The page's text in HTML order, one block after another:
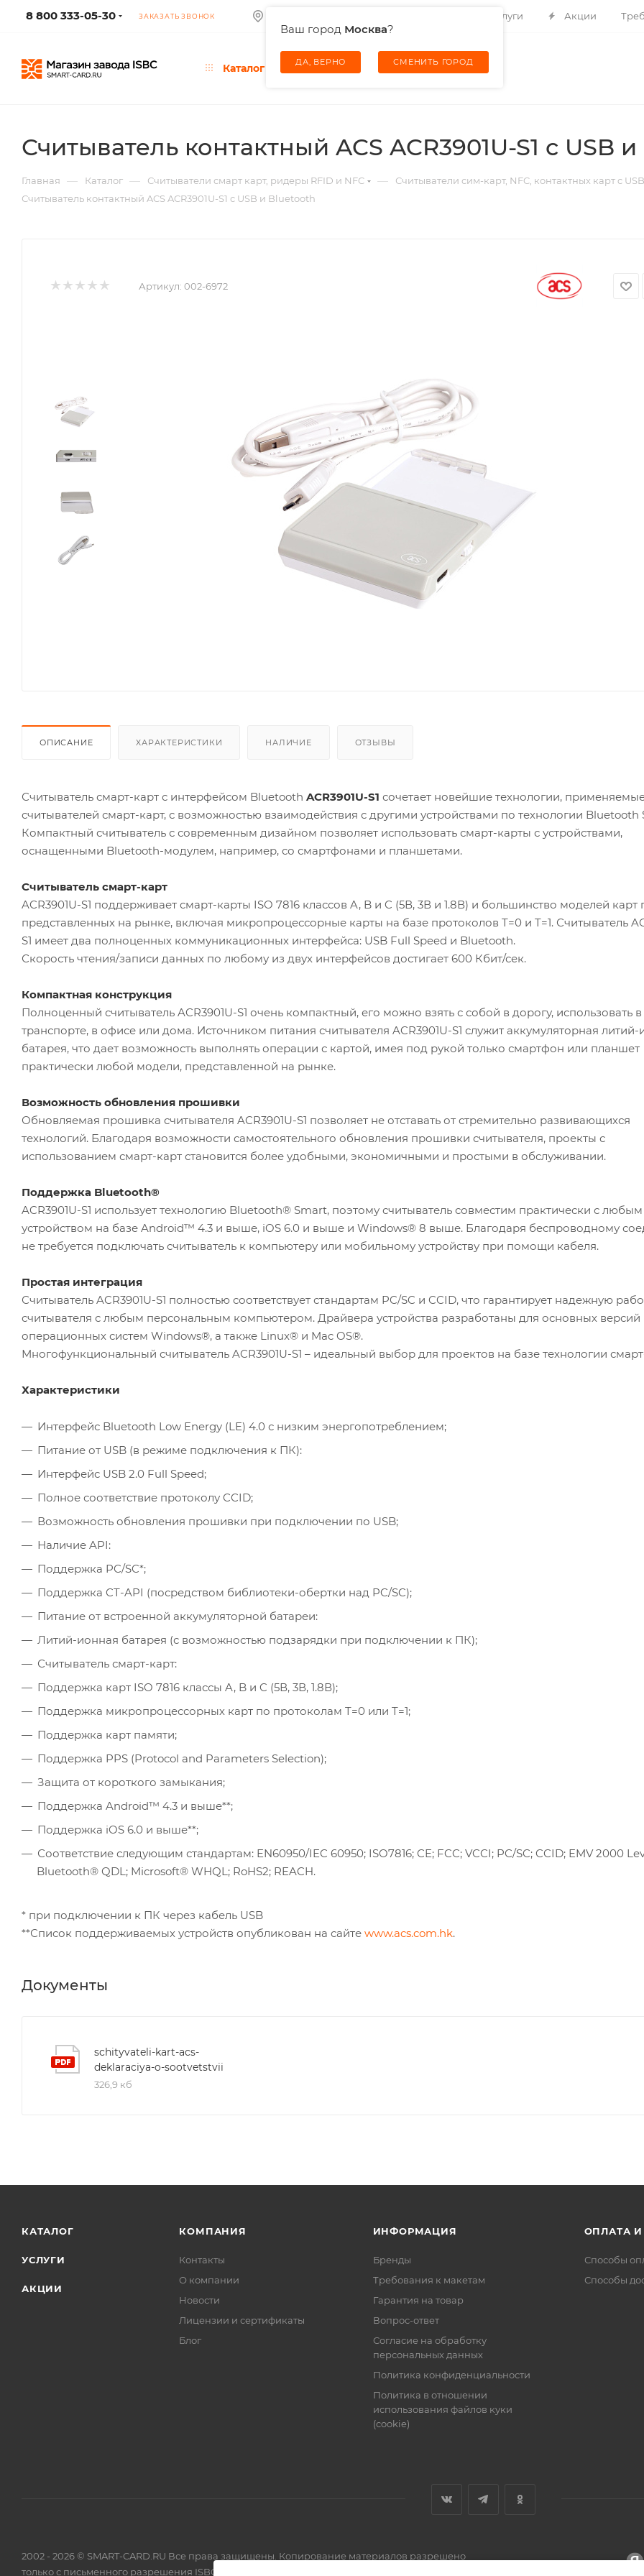
8 800 333-05-30 ЗАКАЗАТЬ ЗВОНОК
Ваш город Москва?
ДА, ВЕРНО СМЕНИТЬ ГОРОД
Услуги Акции
Каталог
Считыватель контактный ACS ACR3901U-S1 с USB
Главная — Каталог — Считыватели смарт карт, ридеры RFID и NFC —
Считыватели сим-карт, NFC, контактных карт c
Считыватель контактный ACS ACR3901U-S1 с USB и Bluetooth
Артикул: 002-6972
ОПИСАНИЕ ХАРАКТЕРИСТИКИ НАЛИЧИЕ ОТЗЫВЫ
Считыватель смарт-карт с интерфейсом Bluetooth ACR3901U-S1 сочетает новейшие технологии,
считывателей смарт-карт, с возможностью взаимодействия с другими устройствами по технологии Bluetooth
Компактный считыватель с современным дизайном позволяет использовать смарт-карты с устройствами,
оснащенными Bluetooth-модулем, например, со смартфонами и планшетами.
Считыватель смарт-карт
ACR3901U-S1 поддерживает смарт-карты ISO 7816 классов A, B и C (5В, 3В и 1.8В) и большинство моделей карт
представленных на рынке, включая микропроцессорные карты на базе протоколов T=0 и T=1. Считыватель
S1 имеет два полноценных коммуникационных интерфейса: USB Full Speed и Bluetooth.
Скорость чтения/записи данных по любому из двух интерфейсов достигает 600 Кбит/сек.
Компактная конструкция
Полноценный считыватель ACR3901U-S1 очень компактный, его можно взять с собой в дорогу, использовать в
транспорте, в офисе или дома. Источником питания считывателя ACR3901U-S1 служит аккумуляторная
батарея, что дает возможность выполнять операции с картой, имея под рукой только смартфон или планшет
практически любой модели, представленной на рынке.
Возможность обновления прошивки
Обновляемая прошивка считывателя ACR3901U-S1 позволяет не отставать от стремительно развивающихся
технологий. Благодаря возможности самостоятельного обновления прошивки считывателя, проекты с
использованием смарт-карт становится более удобными, экономичными и простыми в обслуживании.
Поддержка Bluetooth®
ACR3901U-S1 использует технологию Bluetooth® Smart, поэтому считыватель совместим практически с любым
устройством на базе Android™ 4.3 и выше, iOS 6.0 и выше и Windows® 8 выше. Благодаря беспроводному
не требуется подключать считыватель к компьютеру или мобильному устройству при помощи кабеля.
Простая интеграция
Считыватель ACR3901U-S1 полностью соответствует стандартам PC/SC и CCID, что гарантирует надежную
считывателя с любым персональным компьютером. Драйвера устройства разработаны для основных версий
операционных систем Windows®, а также Linux® и Mac OS®.
Многофункциональный считыватель ACR3901U-S1 – идеальный выбор для проектов на базе технологии
Характеристики
Интерфейс Bluetooth Low Energy (LE) 4.0 с низким энергопотреблением;
Питание от USB (в режиме подключения к ПК):
Интерфейс USB 2.0 Full Speed;
Полное соответствие протоколу CCID;
Возможность обновления прошивки при подключении по USB;
Наличие API:
Поддержка PC/SC*;
Поддержка CT-API (посредством библиотеки-обертки над PC/SC);
Питание от встроенной аккумуляторной батареи:
Литий-ионная батарея (с возможностью подзарядки при подключении к ПК);
Считыватель смарт-карт:
Поддержка карт ISO 7816 классы A, B и C (5В, 3В, 1.8В);
Поддержка микропроцессорных карт по протоколам T=0 или T=1;
Поддержка карт памяти;
Поддержка PPS (Protocol and Parameters Selection);
Защита от короткого замыкания;
Поддержка Android™ 4.3 и выше**;
Поддержка iOS 6.0 и выше**;
Соответствие следующим стандартам: EN60950/IEC 60950; ISO7816; CE; FCC; VCCI; PC/SC; CCID; EMV 2000
Bluetooth® QDL; Microsoft® WHQL; RoHS2; REACH.
* при подключении к ПК через кабель USB
**Список поддерживаемых устройств опубликован на сайте www.acs.com.hk.
Документы
schityvateli-kart-acs-
deklaraciya-o-sootvetstvii
326,9 кб
КАТАЛОГ
УСЛУГИ
АКЦИИ
КОМПАНИЯ
Контакты
О компании
Новости
Лицензии и сертификаты
Блог
ИНФОРМАЦИЯ
Бренды
Требования к макетам
Гарантия на товар
Вопрос-ответ
Согласие на обработку
персональных данных
Политика конфиденциальности
Политика в отношении
использования файлов куки
(cookie)
ОПЛАТА
Способы
Способы
2002 - 2026 © SMART-CARD.RU Все права защищены. Копирование материалов разрешено
только с письменного разрешения ISBC.